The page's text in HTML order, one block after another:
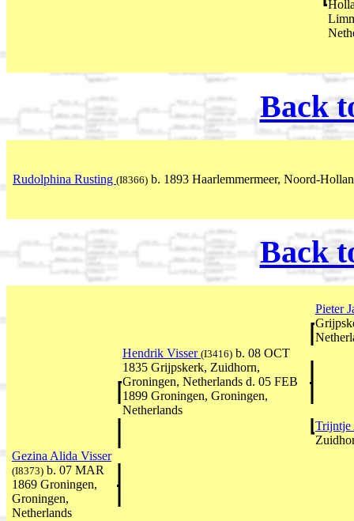
Back
Rudolphina Rusting (I8366) b. 1893 Haarlemmermeer, Noord-
Back
Pieter
Hendrik Visser (I3416) b. 08 OCT
1835 Grijpskerk, Zuidhorn,
Groningen, Netherlands d. 05 FEB
1899 Groningen, Groningen,
Netherlands
Trijntje
Gezina Alida Visser
(I8373) b. 07 MAR
1869 Groningen,
Groningen,
Netherlands